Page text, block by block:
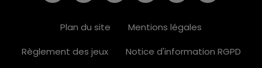
Plan du site
Mentions légales
Règlement des jeux
Notice d'information RGPD